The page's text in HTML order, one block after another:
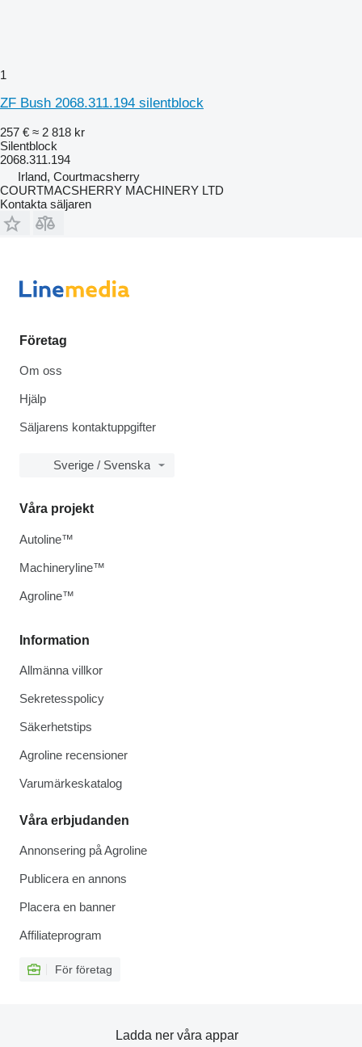
1
ZF Bush 2068.311.194 silentblock
257 € ≈ 2 818 kr
Silentblock
2068.311.194
Irland, Courtmacsherry
COURTMACSHERRY MACHINERY LTD
Kontakta säljaren
Företag
Om oss
Hjälp
Säljarens kontaktuppgifter
Sverige / Svenska
Information
Allmänna villkor
Sekretesspolicy
Säkerhetstips
Agroline recensioner
Varumärkeskatalog
Våra erbjudanden
Annonsering på Agroline
Publicera en annons
Placera en banner
Affiliateprogram
För företag
Våra projekt
Autoline™
Machineryline™
Agroline™
Ladda ner våra appar